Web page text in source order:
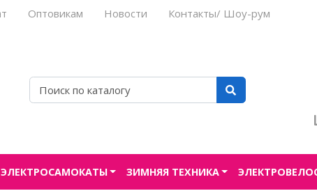
Оптовикам Новости Контакты/ Шоу-рум
ЭЛЕКТРОСАМОКАТЫ ЗИМНЯЯ ТЕХНИКА